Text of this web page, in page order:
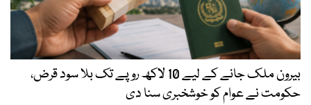
بیرون ملک جانے کے لیے 10 لاکھ روپے تک بلا سود قرض،
حکومت نے عوام کو خوشخبری سنا دی